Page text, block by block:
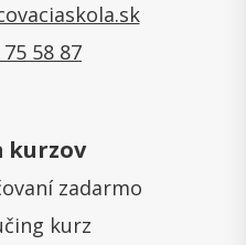
58 87
kurzov
zadarmo
kurz